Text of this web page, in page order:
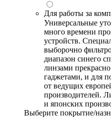
Для работы за
Универсальные
много времени
устройств.
выборочно
диапазон синего
линзами
гаджетами, и для
от ведущих
производителей.
и японских
Выберите покрытие/